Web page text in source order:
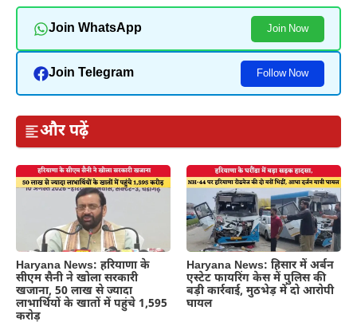
Join WhatsApp Join Now
Join Telegram Follow Now
और पढ़ें
Haryana News: हरियाणा के
सीएम सैनी ने खोला सरकारी
खजाना, 50 लाख से ज्यादा
लाभार्थियों के खातों में पहुंचे 1,595
करोड़
Haryana News: हिसार में अर्बन
एस्टेट फायरिंग केस में पुलिस की
बड़ी कार्रवाई, मुठभेड़ में दो आरोपी
घायल